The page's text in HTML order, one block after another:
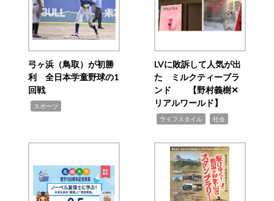
弓ヶ浜（鳥取）が初勝
利 全日本学童野球の1
回戦
スポーツ
LVに敗訴して人気が出
た ミルクティーブラ
ンド 【野村義樹✕
リアルワールド】
ライフスタイル 社会